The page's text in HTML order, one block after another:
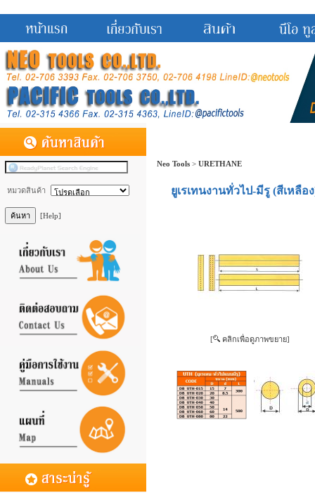
หมวดสินค้า
[Help]
Neo Tools > URETHANE
ยูเรเทนงานทั่วไป-มีรู (สีเหลือ
[ คลิกเพื่อดูภาพขยาย]